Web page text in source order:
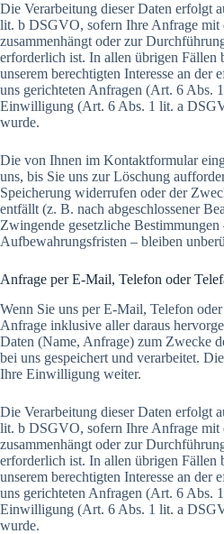
Die Verarbeitung dieser Daten erfolgt
lit. b DSGVO, sofern Ihre Anfrage mit
zusammenhängt oder zur
erforderlich ist. In allen übrigen Fällen
unserem berechtigten Interesse an der
uns gerichteten Anfragen (Art. 6 Abs.
Einwilligung (Art. 6 Abs. 1 lit. a
wurde.
Die von Ihnen im Kontaktformular
uns, bis Sie uns zur Löschung
Speicherung widerrufen oder der
entfällt (z. B. nach abgeschlossener
Zwingende gesetzliche Bestimmungen
Aufbewahrungsfristen – bleiben
Anfrage per E-Mail, Telefon oder
Wenn Sie uns per E-Mail, Telefon
Anfrage inklusive aller daraus
Daten (Name, Anfrage) zum Zwecke
bei uns gespeichert und verarbeitet.
Ihre Einwilligung weiter.
Die Verarbeitung dieser Daten erfolgt
lit. b DSGVO, sofern Ihre Anfrage mit
zusammenhängt oder zur
erforderlich ist. In allen übrigen Fällen
unserem berechtigten Interesse an der
uns gerichteten Anfragen (Art. 6 Abs.
Einwilligung (Art. 6 Abs. 1 lit. a
wurde.